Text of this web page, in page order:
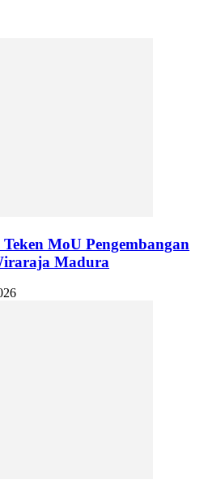
MoU Pengembangan
Madura